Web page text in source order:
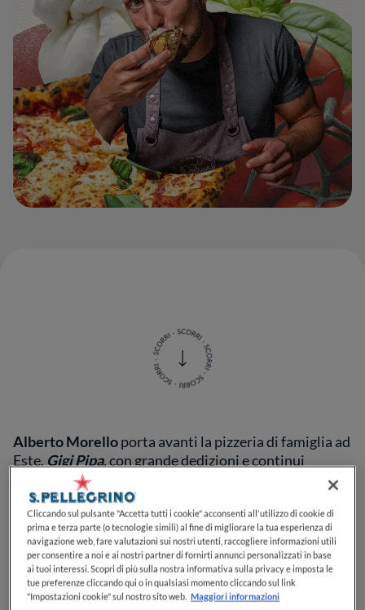
Alberto Morelloporta avanti la pizzeria di famiglia ad
Este, Gigi Pipa, con grande dedizioni e continui
traguardi raggiunti. Merito di una passione trasmessa
dal padre che si traduce in ricerca quotidiana su
lievitati e farine ma anche nella cura dell'orto con cui
realizza topping freschi e di stagione.
La sua intervista aFine Dining Lovers.
Cliccando sul pulsante "Accetta tutti i cookie" acconsenti all'utilizzo di cookie di
prima e terza parte (o tecnologie simili) al fine di migliorare la tua esperienza di
navigazione web, fare valutazioni sui nostri utenti, raccogliere informazioni utili
per consentire a noi e ai nostri partner di fornirti annunci personalizzati in base
ai tuoi interessi. Scopri di più sulla nostra informativa sulla privacy e imposta le
tue preferenze cliccando qui o in qualsiasi momento cliccando sul link
"Impostazioni cookie" sul nostro sito web. Maggiori informazioni